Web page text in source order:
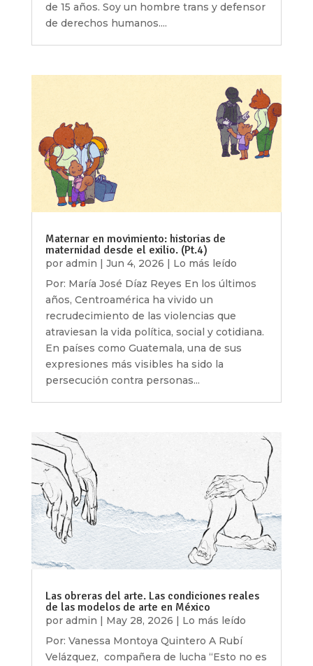
de 15 años. Soy un hombre trans y defensor
de derechos humanos....
Maternar en movimiento: historias de
maternidad desde el exilio. (Pt.4)
por admin Jun 4, 2026
Lo más leído
Por: María José Díaz Reyes En los últimos
años, Centroamérica ha vivido un
recrudecimiento de las violencias que
atraviesan la vida política, social y cotidiana.
En países como Guatemala, una de sus
expresiones más visibles ha sido la
persecución contra personas...
Las obreras del arte. Las condiciones reales
de las modelos de arte en México
por admin May 28, 2026
Lo más leído
Por: Vanessa Montoya Quintero A Rubí
Velázquez, compañera de lucha “Esto no es